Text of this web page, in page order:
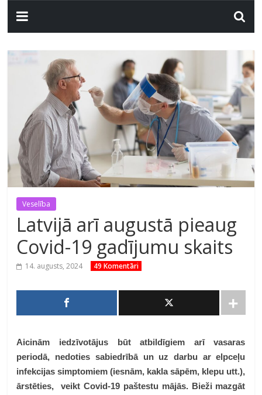
Veselība
Latvijā arī augustā pieaug
Covid-19 gadījumu skaits
14. augusts, 2024 49 Komentāri
Aicinām iedzīvotājus būt atbildīgiem arī vasaras
periodā, nedoties sabiedrībā un uz darbu ar elpceļu
infekcijas simptomiem (iesnām, kakla sāpēm, klepu utt.),
ārstēties, veikt Covid-19 paštestu mājās. Bieži mazgāt